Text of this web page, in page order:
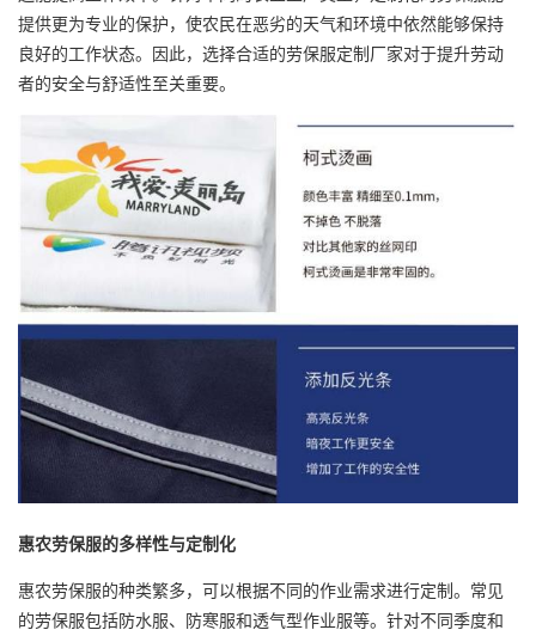
提供更为专业的保护，使农民在恶劣的天气和环境中依然能够保持
良好的工作状态。因此，选择合适的劳保服定制厂家对于提升劳动
者的安全与舒适性至关重要。
惠农劳保服的多样性与定制化
惠农劳保服的种类繁多，可以根据不同的作业需求进行定制。常见
的劳保服包括防水服、防寒服和透气型作业服等。针对不同季度和